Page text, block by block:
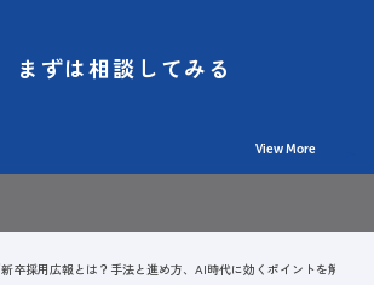
まずは相談してみる
View More
新卒採用広報とは？手法と進め方、AI時代に効くポイントを解説